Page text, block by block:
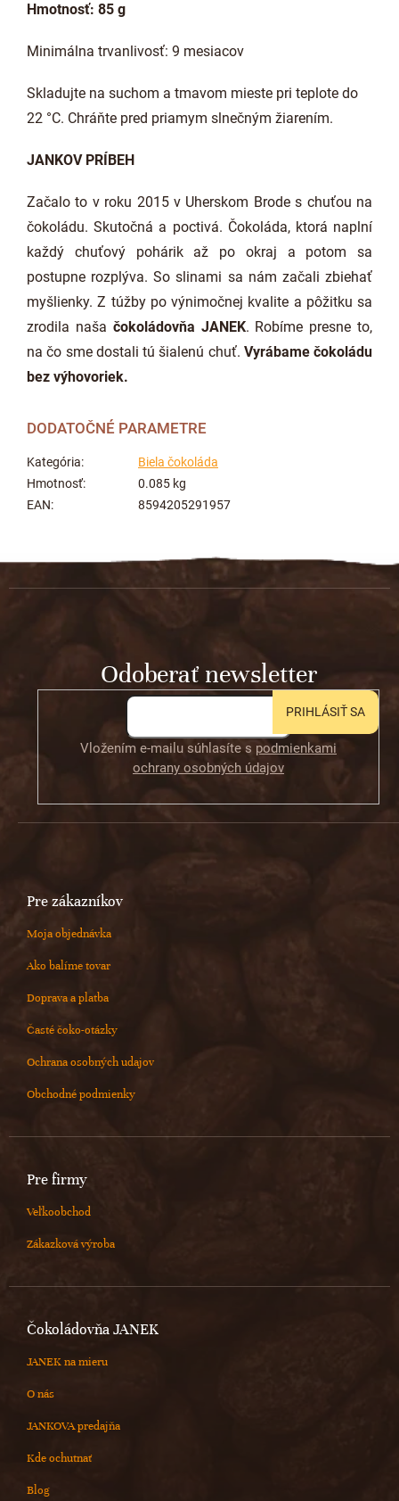
Hmotnosť: 85 g
Minimálna trvanlivosť: 9 mesiacov
Skladujte na suchom a tmavom mieste pri teplote do
22 °C. Chráňte pred priamym slnečným žiarením.
JANKOV PRÍBEH
Začalo to v roku 2015 v Uherskom Brode s chuťou na
čokoládu. Skutočná a poctivá. Čokoláda, ktorá naplní
každý chuťový pohárik až po okraj a potom sa
postupne rozplýva. So slinami sa nám začali zbiehať
myšlienky. Z túžby po výnimočnej kvalite a pôžitku sa
zrodila naša čokoládovňa JANEK. Robíme presne to,
na čo sme dostali tú šialenú chuť. Vyrábame čokoládu
bez výhovoriek.
DODATOČNÉ PARAMETRE
Kategória:
Biela čokoláda
Hmotnosť:
0.085 kg
EAN: 8594205291957
Z
Odoberať newsletter
Vložením e-mailu súhlasíte s podmienkami
ochrany osobných údajov
PRIHLÁSIŤ SA
Pre zákazníkov
Moja objednávka
Ako balíme tovar
Doprava a platba
Časté čoko-otázky
Ochrana osobných udajov
Obchodné podmienky
Pre firmy
Veľkoobchod
Zákazková výroba
Čokoládovňa JANEK
JANEK na mieru
O nás
JANKOVA predajňa
Kde ochutnať
Blog